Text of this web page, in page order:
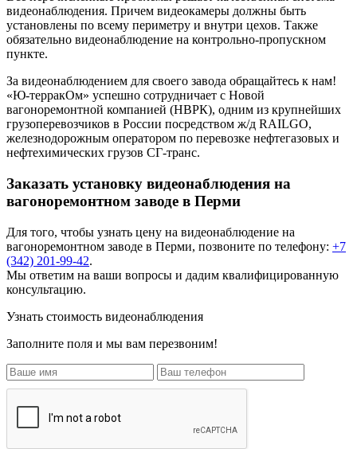
видеонаблюдения. Причем видеокамеры должны быть
установлены по всему периметру и внутри цехов. Также
обязательно видеонаблюдение на контрольно-пропускном
пункте.
За видеонаблюдением для своего завода обращайтесь к нам!
«Ю-терракОм» успешно сотрудничает с Новой
вагоноремонтной компанией (НВРК), одним из крупнейших
грузоперевозчиков в России посредством ж/д RAILGO,
железнодорожным оператором по перевозке нефтегазовых и
нефтехимических грузов СГ-транс.
Заказать установку видеонаблюдения на
вагоноремонтном заводе в Перми
Для того, чтобы узнать цену на видеонаблюдение на
вагоноремонтном заводе в Перми, позвоните по телефону: +7
(342) 201-99-42.
Мы ответим на ваши вопросы и дадим квалифицированную
консультацию.
Узнать стоимость видеонаблюдения
Заполните поля и мы вам перезвоним!